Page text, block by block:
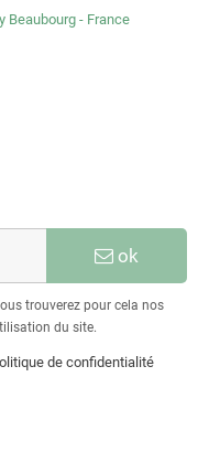
Beaubourg - France
ok
trouverez pour cela nos
du site.
de confidentialité